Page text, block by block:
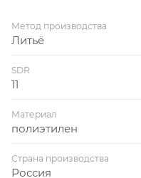
Метод производства
Литьё
SDR
11
Материал
полиэтилен
Страна производства
Россия